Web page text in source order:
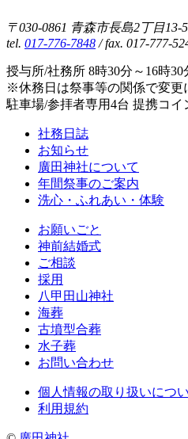
〒030-0861 青森市長島2丁目13-5
tel. 017-776-7848 / fax. 017-777-
授与所/社務所 8時30分～16時30
※休務日は祭事等の関係で変更
駐車場/参拝者専用4台 提携コイ
社務日誌
お知らせ
廣田神社について
年間祭事のご案内
洗心・ふれあい・体験
お願いごと
神前結婚式
ご相談
採用
八甲田山神社
海葬
古墳型合葬
水子葬
お問い合わせ
個人情報の取り扱いにつ
利用規約